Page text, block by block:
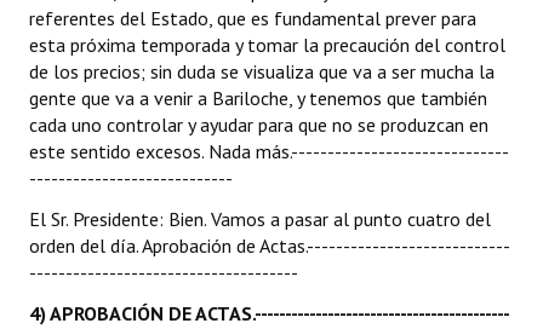
referentes del Estado, que es fundamental prever para
esta próxima temporada y tomar la precaución del control
de los precios; sin duda se visualiza que va a ser mucha la
gente que va a venir a Bariloche, y tenemos que también
cada uno controlar y ayudar para que no se produzcan en
este sentido excesos. Nada más.------------------------------
----------------------------
El Sr. Presidente: Bien. Vamos a pasar al punto cuatro del
orden del día. Aprobación de Actas.----------------------------
-------------------------------------
4) APROBACIÓN DE ACTAS.------------------------------------------